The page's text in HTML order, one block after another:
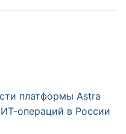
платформы Astra
операций в России